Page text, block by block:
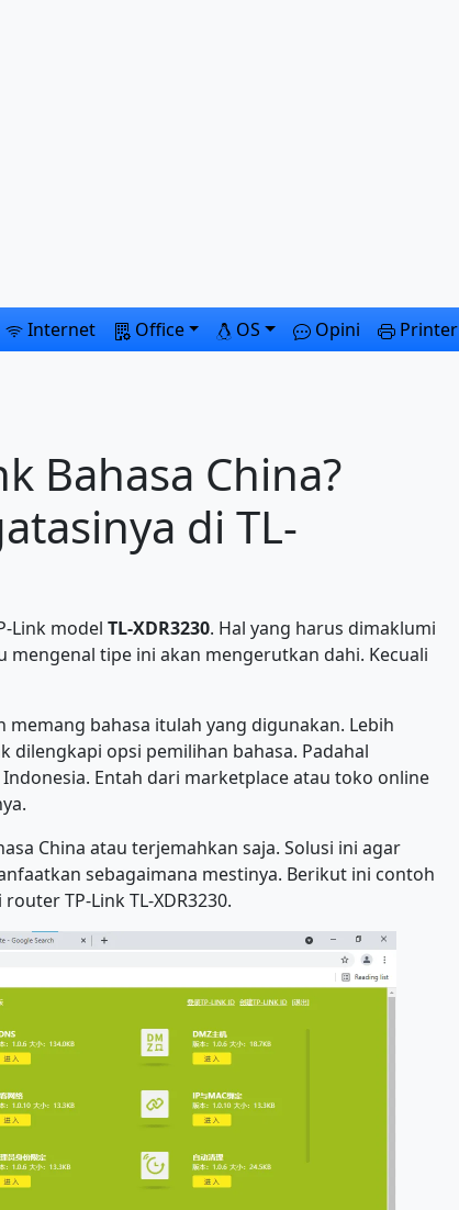
Internet Office OS Opini Printer
Bahasa China?
di TL-
Link model TL-XDR3230. Hal yang harus dimaklumi
mengenal tipe ini akan mengerutkan dahi. Kecuali
bahasa itulah yang digunakan. Lebih
opsi pemilihan bahasa. Padahal
Entah dari marketplace atau toko online
China atau terjemahkan saja. Solusi ini agar
sebagaimana mestinya. Berikut ini contoh
TP-Link TL-XDR3230.